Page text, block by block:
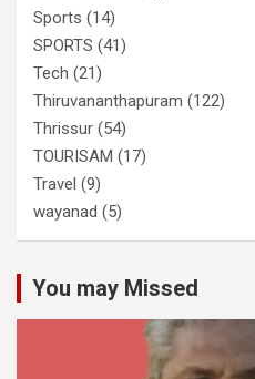
Sports (14)
SPORTS (41)
Tech (21)
Thiruvananthapuram (122)
Thrissur (54)
TOURISAM (17)
Travel (9)
wayanad (5)
You may Missed